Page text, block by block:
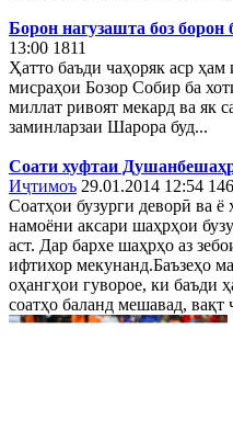
Борон нагузашта боз борон
13:00 1811
Ҳатто баъди чаҳоряк аср
мисраҳои Бозор Собир ба
миллат ривоят мекард ва як
заминларзаи Шарора буд...
Соати хуфтаи
Иҷтимоъ 29.01.2014 12:54
Соатҳои бузурги деворӣ ва
намоёни аксари шаҳрҳои
аст. Дар бархе шаҳрҳо аз
ифтихор мекунанд.Баъзеҳо
оҳангҳои гуворое, ки баъди
соатҳо баланд мешавад, вақт